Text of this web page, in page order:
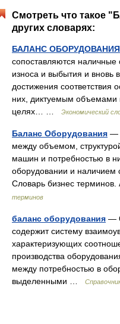
Смотреть что
других словарях:
БАЛАНС ОБОРУДОВАНИЯ
сопоставляются наличные
износа и выбытия и вновь
достижения соответствия
них, диктуемым объемами
целях… …
Экономический
Баланс Оборудования —
между объемом,
машин и потребностью в
оборудовании и наличием
Словарь бизнес
терминов
баланс оборудования —
содержит систему
характеризующих
производства
между потребностью в
выделенными …